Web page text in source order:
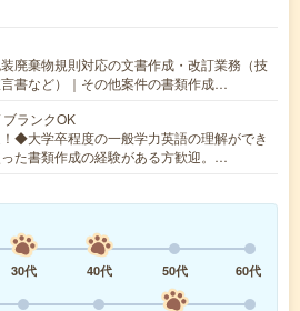
廃棄物規則対応の文書作成・改訂業務（技
書など）｜その他案件の書類作成…
ランクOK
◆大学卒程度の一般学力英語の理解ができ
た書類作成の経験がある方歓迎。…
30代 40代 50代
60代